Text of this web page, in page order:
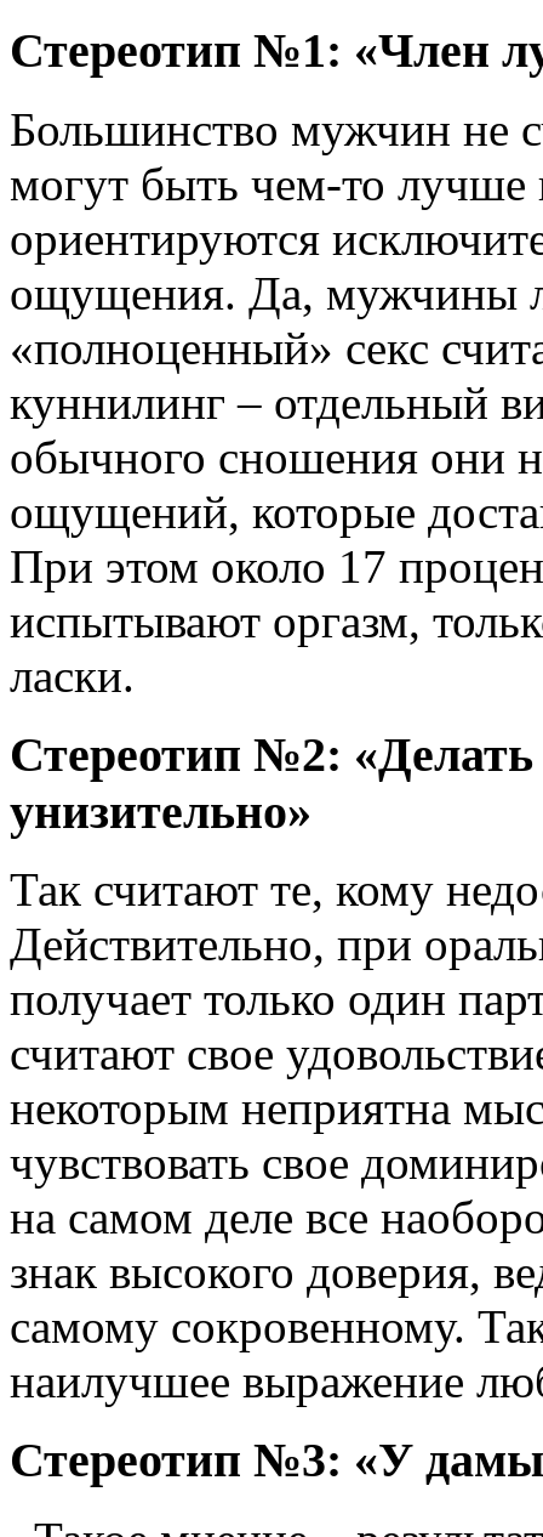
Стереотип №1: «Член
Большинство мужчин не
могут быть чем-то лучше
ориентируются
ощущения. Да, мужчины
«полноценный» секс
куннилинг – отдельный
обычного сношения они
ощущений, которые
При этом около 17
испытывают оргазм,
ласки.
Стереотип №2: «Делать
унизительно»
Так считают те, кому
Действительно, при
получает только один
считают свое
некоторым неприятна
чувствовать свое
на самом деле все
знак высокого доверия,
самому сокровенному.
наилучшее выражение
Стереотип №3: «У дамы